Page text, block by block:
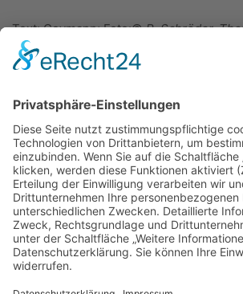
Text: Goymann; Foto:©R. Schröder,
ÜBER UNS
KIEL LOKAL
Carsten Frahm Verlag, Inhaber